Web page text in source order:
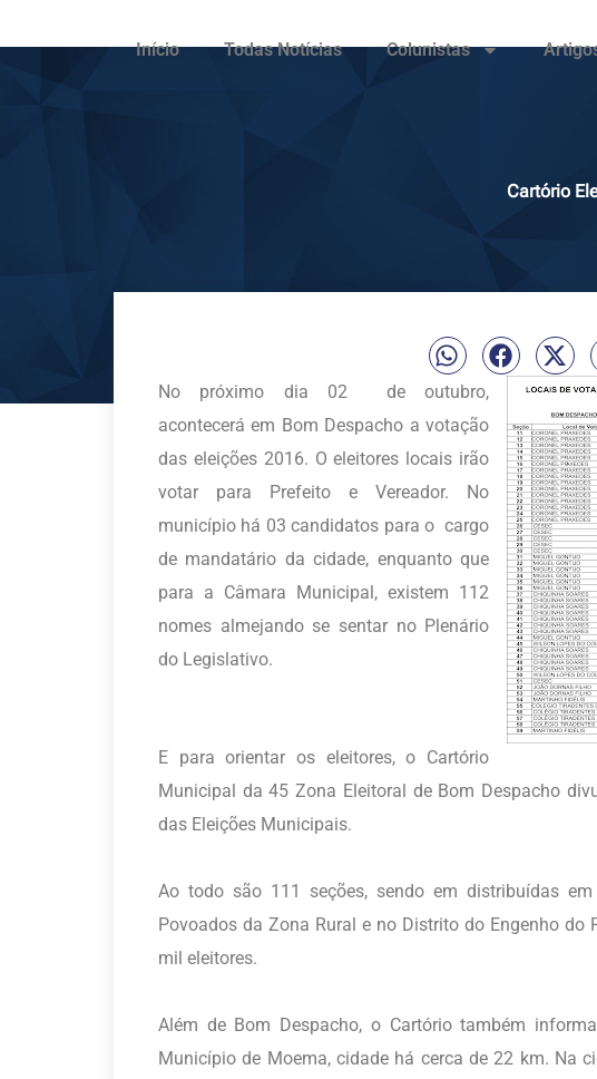
Início Todas Notícias Colunistas
Cartório
No próximo dia 02 de outubro,
acontecerá em Bom Despacho a votação
das eleições 2016. O eleitores locais irão
votar para Prefeito e Vereador. No
município há 03 candidatos para o cargo
de mandatário da cidade, enquanto que
para a Câmara Municipal, existem 112
nomes almejando se sentar no Plenário
do Legislativo.
E para orientar os eleitores, o Cartório
Municipal da 45 Zona Eleitoral de Bom Despacho
das Eleições Municipais.
Ao todo são 111 seções, sendo em distribuídas
Povoados da Zona Rural e no Distrito do Engenho
mil eleitores.
Além de Bom Despacho, o Cartório também
Município de Moema, cidade há cerca de 22 km. Na